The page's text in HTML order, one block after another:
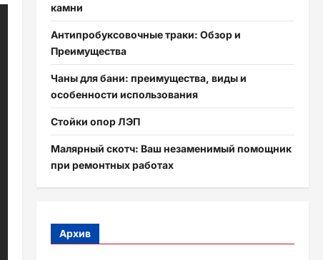
камни
Антипробуксовочные траки: Обзор и
Преимущества
Чаны для бани: преимущества, виды и
особенности использования
Стойки опор ЛЭП
Малярный скотч: Ваш незаменимый помощник
при ремонтных работах
Архив